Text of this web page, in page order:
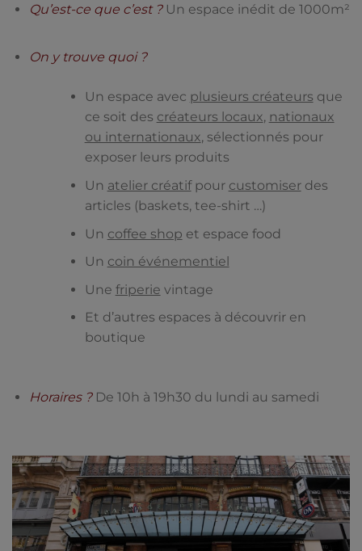
Qu’est-ce que c’est ?Un espace inédit de 1000m²
On y trouve quoi ?
Un espace avec plusieurs créateurs que
ce soit des créateurs locaux, nationaux
ou internationaux, sélectionnés pour
exposer leurs produits
Un atelier créatifpour customiserdes
articles (baskets, tee-shirt …)
Un coffee shop et espace food
Un coin événementiel
Une friperie vintage
Et d’autres espaces à découvrir en
boutique
Horaires ?De 10h à 19h30 du lundi au samedi